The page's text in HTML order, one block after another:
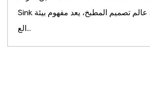
Sink الرخيصة في عالم تصميم المطبخ، يعد مفهوم بيئة